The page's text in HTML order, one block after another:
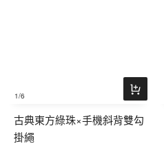
1/6
古典東方綠珠×手機斜背雙勾
掛繩